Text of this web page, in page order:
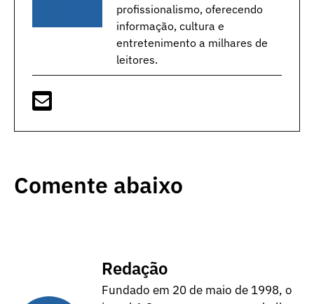
profissionalismo, oferecendo
informação, cultura e
entretenimento a milhares de
leitores.
Comente abaixo
Redação
Fundado em 20 de maio de 1998, o